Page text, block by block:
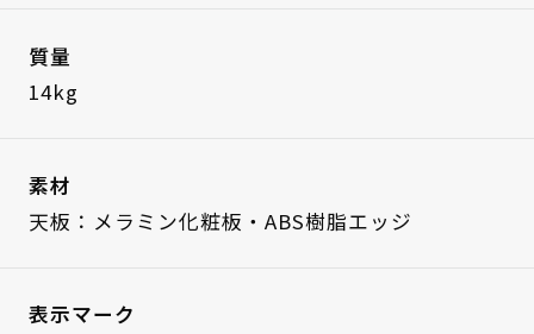
質量
14kg
素材
天板：メラミン化粧板・ABS樹脂エッジ
表示マーク